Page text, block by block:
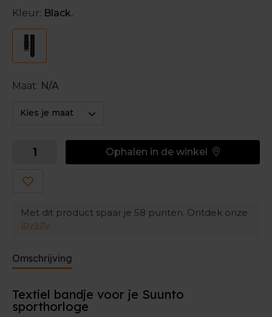
leven te dragen.
Kleur: Black.
Maat: N/A
Kies je maat
Ophalen in de winkel
Met dit product spaar je 58 punten. Ontdek onze
loyalty
Omschrijving
Textiel bandje voor je Suunto
sporthorloge